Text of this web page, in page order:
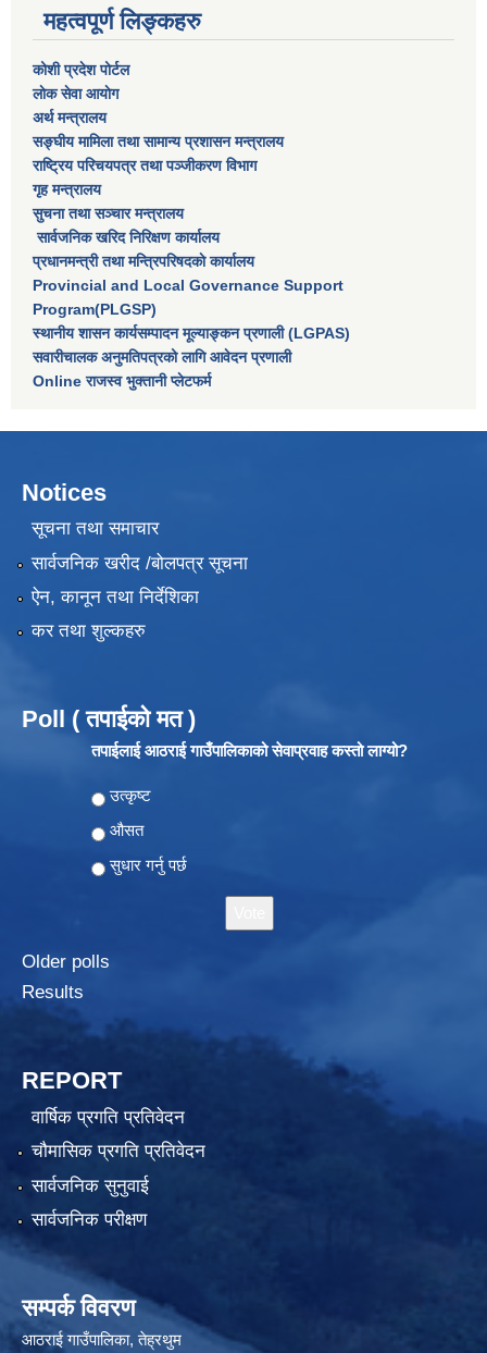
महत्वपूर्ण लिङ्कहरु
कोशी प्रदेश पोर्टल
लाेक सेवा आयाेग
अर्थ मन्त्रालय
सङ्घीय मामिला तथा सामान्य प्रशासन मन्त्रालय
राष्‍ट्रिय परिचयपत्र तथा पञ्‍जीकरण विभाग
गृह मन्त्रालय
सुचना तथा सञ्चार मन्त्रालय
सार्वजनिक खरिद निरिक्षण कार्यालय
प्रधानमन्त्री तथा मन्त्रिपरिषदकाे कार्यालय
Provincial and Local Governance Support
Program(PLGSP)
स्थानीय शासन कार्यसम्पादन मूल्याङ्कन प्रणाली (LGPAS)
सवारीचालक अनुमतिपत्रको लागि आवेदन प्रणाली
Online राजस्व भुक्तानी प्लेटफर्म
Notices
सूचना तथा समाचार
सार्वजनिक खरीद /बोलपत्र सूचना
ऐन, कानून तथा निर्देशिका
कर तथा शुल्कहरु
Poll ( तपाईको मत )
तपाईलाई आठराई गाउँपालिकाको सेवाप्रवाह कस्तो लाग्यो?
Choices
उत्कृष्ट
औसत
सुधार गर्नु पर्छ
Older polls
Results
REPORT
वार्षिक प्रगति प्रतिवेदन
चौमासिक प्रगति प्रतिवेदन
सार्वजनिक सुनुवाई
सार्वजनिक परीक्षण
सम्पर्क विवरण
आठराई गाउँपालिका, तेह्रथुम